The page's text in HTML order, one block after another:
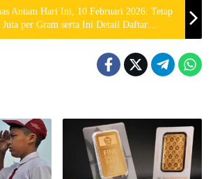
Antam Hari Ini, 10 Februari 2026: Tetap
per Gram serta Ini Detail Daftar